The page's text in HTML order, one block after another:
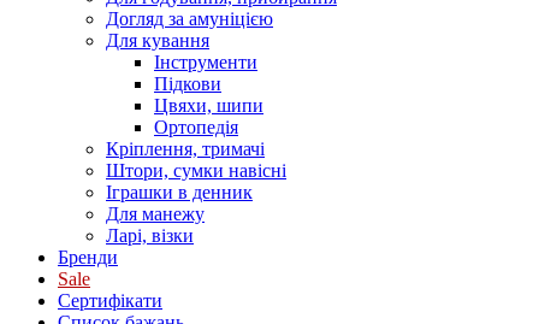
Догляд за амуніцією
Для кування
Інструменти
Підкови
Цвяхи, шипи
Ортопедія
Кріплення, тримачі
Штори, сумки навісні
Іграшки в денник
Для манежу
Ларі, візки
Бренди
Sale
Сертифікати